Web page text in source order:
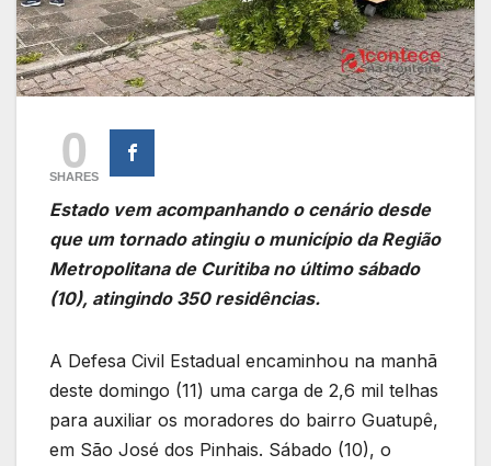
0
SHARES
Estado vem acompanhando o cenário desde
que um tornado atingiu o município da Região
Metropolitana de Curitiba no último sábado
(10), atingindo 350 residências.
A Defesa Civil Estadual encaminhou na manhã
deste domingo (11) uma carga de 2,6 mil telhas
para auxiliar os moradores do bairro Guatupê,
em São José dos Pinhais. Sábado (10), o